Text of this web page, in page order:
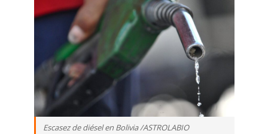
Escasez de diésel en Bolivia /ASTROLABIO